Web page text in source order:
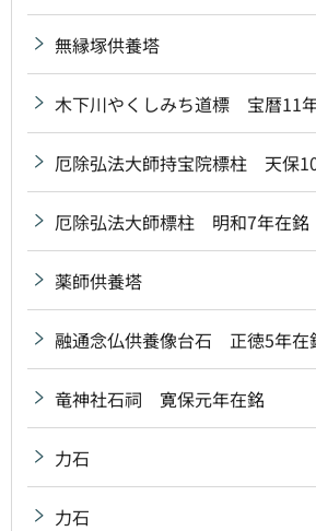
無縁塚供養塔
木下川やくしみち道標 宝暦11
厄除弘法大師持宝院標柱 天保
厄除弘法大師標柱 明和7年在銘
薬師供養塔
融通念仏供養像台石 正徳5年在
竜神社石祠 寛保元年在銘
力石
力石